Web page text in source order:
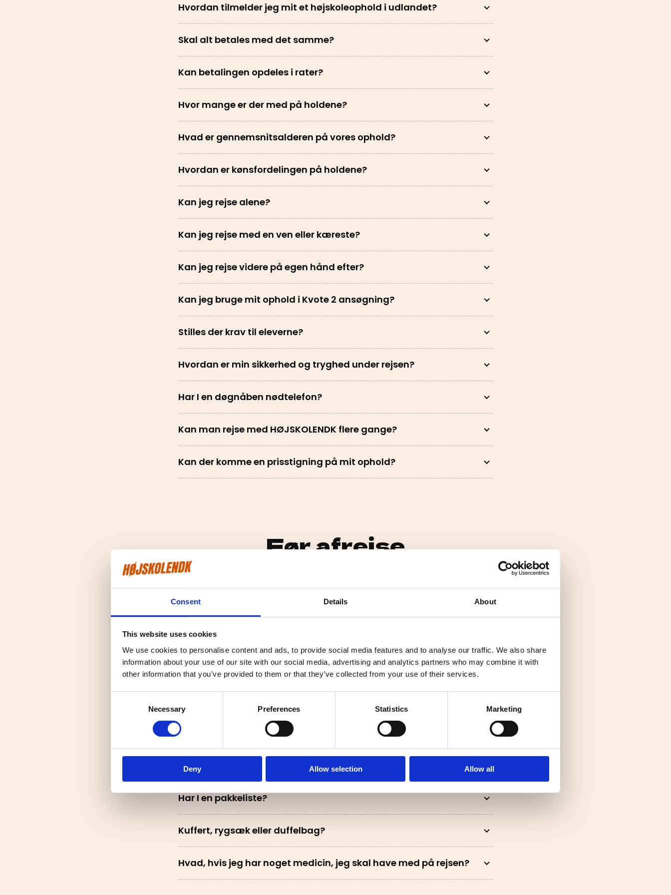
Consent Details About
This website uses cookies
We use cookies to personalise content and ads, to provide social media features and to analyse our traffic. We also share
information about your use of our site with our social media, advertising and analytics partners who may combine it with
other information that you’ve provided to them or that they’ve collected from your use of their services.
Necessary Preferences Statistics Marketing
Deny Allow selection Allow all
Hvordan tilmelder jeg mit et højskoleophold i udlandet?
Skal alt betales med det samme?
Kan betalingen opdeles i rater?
Hvor mange er der med på holdene?
Hvad er gennemsnitsalderen på vores ophold?
Hvordan er kønsfordelingen på holdene?
Kan jeg rejse alene?
Kan jeg rejse med en ven eller kæreste?
Kan jeg rejse videre på egen hånd efter?
Kan jeg bruge mit ophold i Kvote 2 ansøgning?
Stilles der krav til eleverne?
Hvordan er min sikkerhed og tryghed under rejsen?
Har I en døgnåben nødtelefon?
Kan man rejse med HØJSKOLENDK flere gange?
Kan der komme en prisstigning på mit ophold?
Før afrejse
Hvad sker der fra tilmelding til afrejse?
Hvornår møder jeg de andre fra holdet?
Hjælper I med visum & andre indrejsedokumenter?
Skal man have en rejseforsikring?
Skal man have afbestillingsforsikring?
Har I en pakkeliste?
Kuffert, rygsæk eller duffelbag?
Hvad, hvis jeg har noget medicin, jeg skal have med på rejsen?